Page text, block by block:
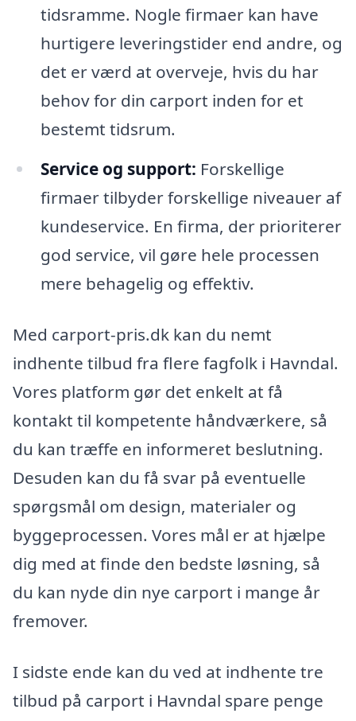
tidsramme. Nogle firmaer kan have
hurtigere leveringstider end andre, og
det er værd at overveje, hvis du har
behov for din carport inden for et
bestemt tidsrum.
Service og support: Forskellige
firmaer tilbyder forskellige niveauer af
kundeservice. En firma, der prioriterer
god service, vil gøre hele processen
mere behagelig og effektiv.
Med carport-pris.dk kan du nemt
indhente tilbud fra flere fagfolk i Havndal.
Vores platform gør det enkelt at få
kontakt til kompetente håndværkere, så
du kan træffe en informeret beslutning.
Desuden kan du få svar på eventuelle
spørgsmål om design, materialer og
byggeprocessen. Vores mål er at hjælpe
dig med at finde den bedste løsning, så
du kan nyde din nye carport i mange år
fremover.
I sidste ende kan du ved at indhente tre
tilbud på carport i Havndal spare penge